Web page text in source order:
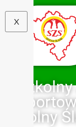
Dolny
X